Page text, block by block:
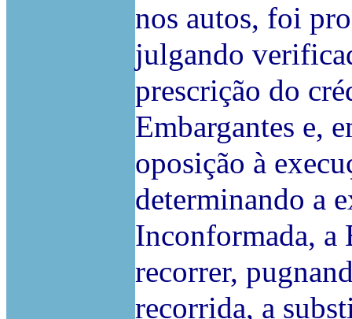
nos autos, foi
julgando
prescrição do
Embargantes e,
oposição à
determinando a
Inconformada, a
recorrer,
recorrida, a